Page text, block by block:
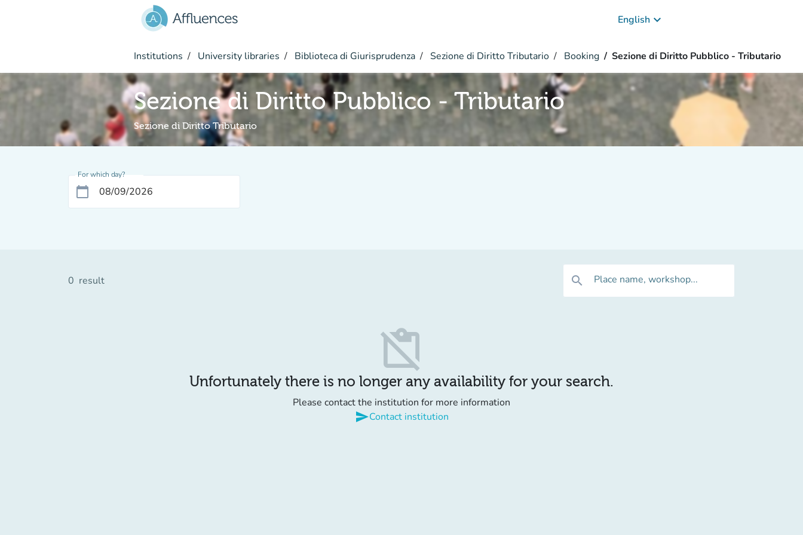
English keyboard_arrow_down
Institutions University libraries Biblioteca di Giurisprudenza Sezione di Diritto Tributario Booking Sezione di Diritto Pubblico - Tributario
Sezione di Diritto Pubblico - Tributario
Sezione di Diritto Tributario
For which day?
calendar_today
0 result search Place name, workshop...
content_paste_off
Unfortunately there is no longer any availability for your search.
Please contact the institution for more information
sendContact institution